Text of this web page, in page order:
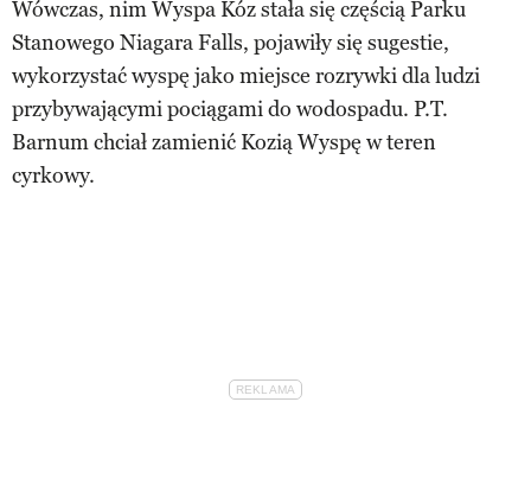
Wówczas, nim Wyspa Kóz stała się częścią Parku
Stanowego Niagara Falls, pojawiły się sugestie,
wykorzystać wyspę jako miejsce rozrywki dla ludzi
przybywającymi pociągami do wodospadu. P.T.
Barnum chciał zamienić Kozią Wyspę w teren
cyrkowy.